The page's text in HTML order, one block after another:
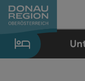
Zum Inhalt
Zur Navigation
Zum Seitenanfang
Zur Kontaktseite
Zum Impressum
Zur Startseite